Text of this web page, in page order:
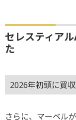
セレスティア
た
2026年初頭に買
さらに、マーベル